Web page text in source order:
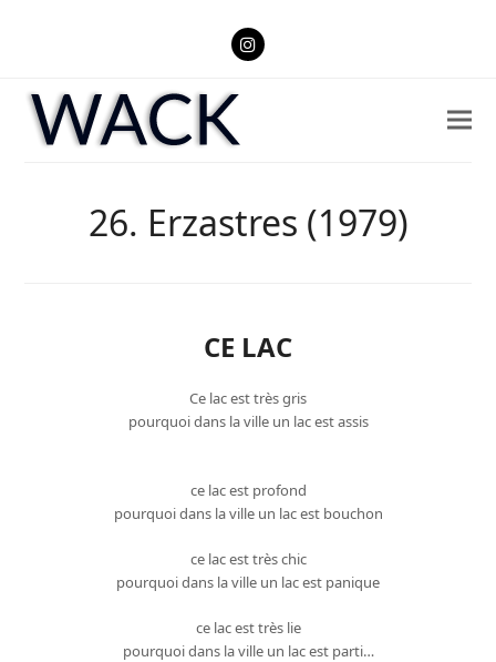
Instagram
26. Erzastres (1979)
CE LAC
Ce lac est très gris
pourquoi dans la ville un lac est assis
ce lac est profond
pourquoi dans la ville un lac est bouchon
ce lac est très chic
pourquoi dans la ville un lac est panique
ce lac est très lie
pourquoi dans la ville un lac est parti…